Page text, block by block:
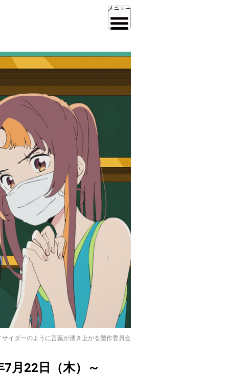
イダーのように⾔葉が湧き上がる製作委員会
月22日（木）～